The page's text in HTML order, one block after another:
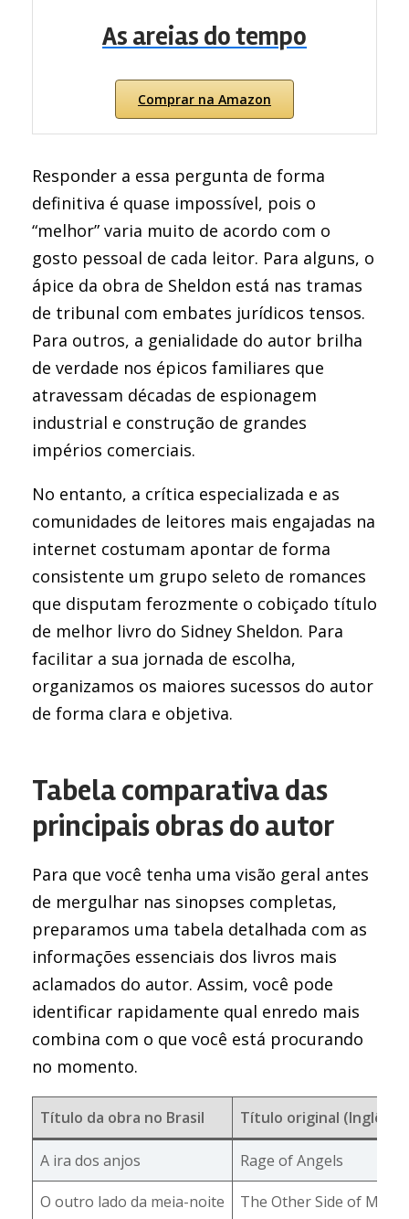
As areias do tempo
Comprar na Amazon
Responder a essa pergunta de forma
definitiva é quase impossível, pois o
“melhor” varia muito de acordo com o
gosto pessoal de cada leitor. Para alguns, o
ápice da obra de Sheldon está nas tramas
de tribunal com embates jurídicos tensos.
Para outros, a genialidade do autor brilha
de verdade nos épicos familiares que
atravessam décadas de espionagem
industrial e construção de grandes
impérios comerciais.
No entanto, a crítica especializada e as
comunidades de leitores mais engajadas na
internet costumam apontar de forma
consistente um grupo seleto de romances
que disputam ferozmente o cobiçado título
de melhor livro do Sidney Sheldon. Para
facilitar a sua jornada de escolha,
organizamos os maiores sucessos do autor
de forma clara e objetiva.
Tabela comparativa das
principais obras do autor
Para que você tenha uma visão geral antes
de mergulhar nas sinopses completas,
preparamos uma tabela detalhada com as
informações essenciais dos livros mais
aclamados do autor. Assim, você pode
identificar rapidamente qual enredo mais
combina com o que você está procurando
no momento.
Título da obra no Brasil Título original (Inglês)
A ira dos anjos Rage of Angels
O outro lado da meia-noite The Other Side of